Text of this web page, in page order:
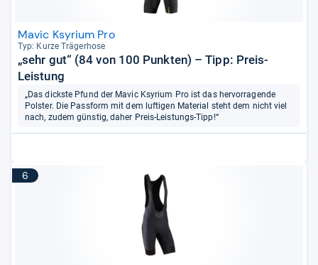
Mavic Ksyrium Pro
Typ: Kurze Trä­ger­hose
„sehr gut“ (84 von 100 Punkten) – Tipp: Preis-
Leistung
„Das dickste Pfund der Mavic Ksyrium Pro ist das hervorragende
Polster. Die Passform mit dem luftigen Material steht dem nicht viel
nach, zudem günstig, daher Preis-Leistungs-Tipp!“
6